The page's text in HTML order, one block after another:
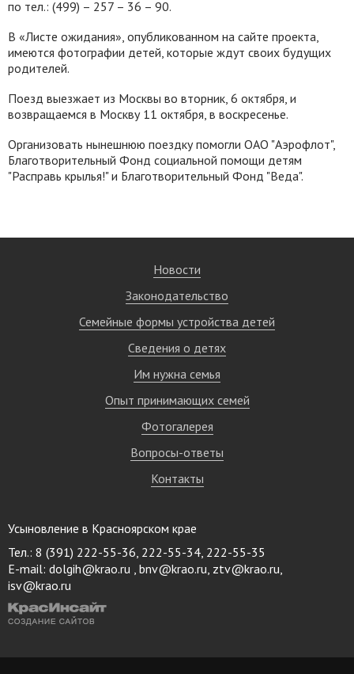
по тел.: (499) – 257 – 36 – 90.
В «Листе ожидания», опубликованном на сайте проекта,
имеются фотографии детей, которые ждут своих будущих
родителей.
Поезд выезжает из Москвы во вторник, 6 октября, и
возвращаемся в Москву 11 октября, в воскресенье.
Организовать нынешнюю поездку помогли ОАО "Аэрофлот",
Благотворительный Фонд социальной помощи детям
"Расправь крылья!" и Благотворительный Фонд "Веда".
Новости
Законодательство
Семейные формы устройства детей
Сведения о детях
Им нужна семья
Опыт принимающих семей
Фотогалерея
Вопросы-ответы
Контакты
Усыновление в Красноярском крае
Тел.: 8 (391) 222-55-36, 222-55-34, 222-55-35
E-mail: dolgih@krao.ru , bnv@krao.ru, ztv@krao.ru,
isv@krao.ru